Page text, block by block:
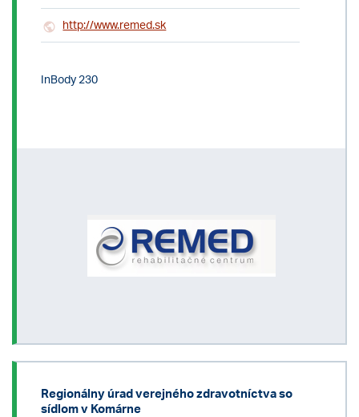
http://www.remed.sk
InBody 230
Regionálny úrad verejného zdravotníctva so
sídlom v Komárne